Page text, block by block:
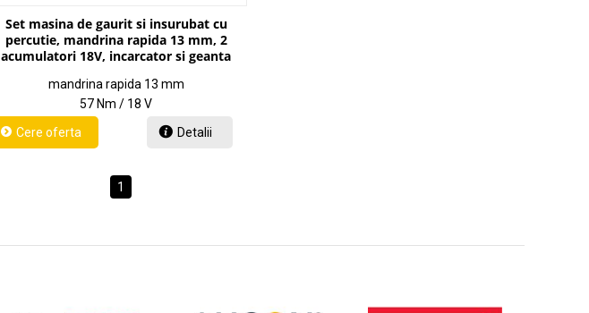
Set masina de gaurit si insurubat cu
percutie, mandrina rapida 13 mm, 2
acumulatori 18V, incarcator si geanta
mandrina rapida 13 mm
57 Nm / 18 V
Detalii
1